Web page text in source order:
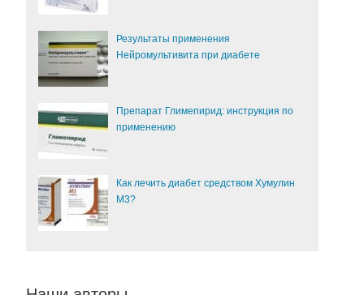
Результаты применения
Нейромультивита при диабете
Препарат Глимепирид: инструкция по
применению
Как лечить диабет средством Хумулин
М3?